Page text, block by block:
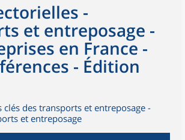
-
et entreposage -
en France -
- Édition
clés des transports et entreposage -
et entreposage